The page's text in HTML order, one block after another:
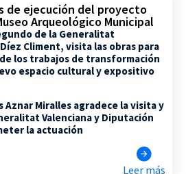
de ejecución del proyecto
Arqueológico Municipal
de la Generalitat
Climent, visita las obras para
los trabajos de transformación
espacio cultural y expositivo
Aznar Miralles agradece la visita y
Valenciana y Diputación
la actuación
Leer más